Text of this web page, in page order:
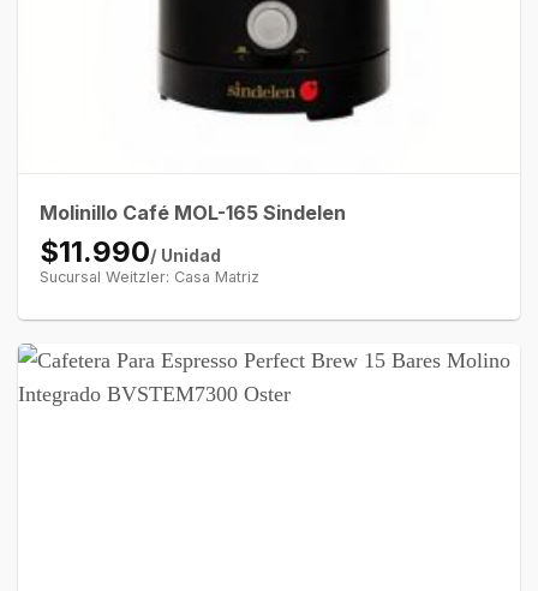
Molinillo Café MOL-165 Sindelen
$11.990/ Unidad
Sucursal Weitzler: Casa Matriz